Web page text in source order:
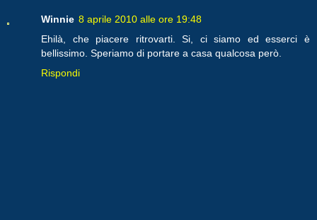
Winnie 8 aprile 2010 alle ore 19:48
Ehilà, che piacere ritrovarti. Si, ci siamo ed esserci è
bellissimo. Speriamo di portare a casa qualcosa però.
Rispondi